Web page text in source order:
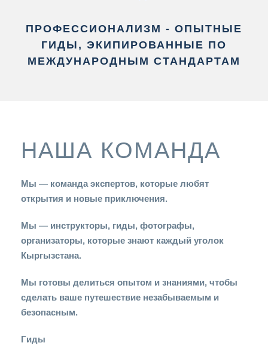
ПРОФЕССИОНАЛИЗМ - ОПЫТНЫЕ
ГИДЫ, ЭКИПИРОВАННЫЕ ПО
МЕЖДУНАРОДНЫМ СТАНДАРТАМ
НАША КОМАНДА
Мы — команда экспертов, которые любят
открытия и новые приключения.
Мы — инструкторы, гиды, фотографы,
организаторы, которые знают каждый уголок
Кыргызстана.
Мы готовы делиться опытом и знаниями, чтобы
сделать ваше путешествие незабываемым и
безопасным.
Гиды